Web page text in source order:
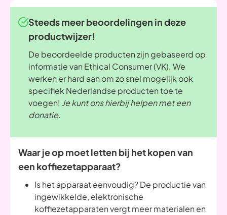
Steeds meer beoordelingen in deze
productwijzer!
De beoordeelde producten zijn gebaseerd op
informatie van Ethical Consumer (VK). We
werken er hard aan om zo snel mogelijk ook
specifiek Nederlandse producten toe te
voegen! Je kunt ons hierbij helpen met een
donatie.
Waar je op moet letten bij het kopen van
een koffiezetapparaat?
Is het apparaat eenvoudig? De productie van
ingewikkelde, elektronische
koffiezetapparaten vergt meer materialen en